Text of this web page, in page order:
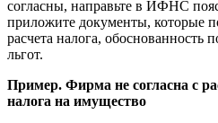
согласны, направьте в ИФНС
приложите документы, которые
расчета налога, обоснованность
льгот.
Пример. Фирма не согласна с
налога на имущество